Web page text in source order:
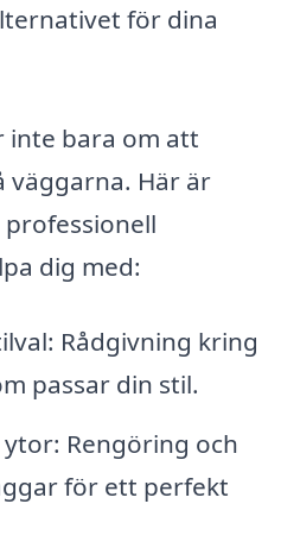
för dina
inte bara om att
väggarna. Här är
dig med:
Rådgivning kring
passar din stil.
Rengöring och
för ett perfekt